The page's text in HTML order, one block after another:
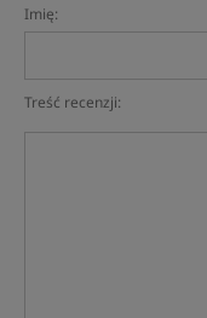
Imię:
Treść recenzji: